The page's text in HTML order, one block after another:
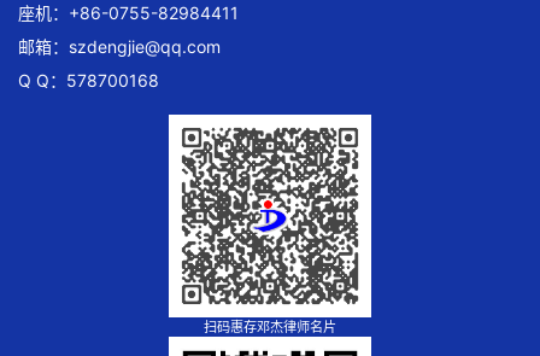
座机：+86-0755-82984411
邮箱： szdengjie@qq.com
Q Q：578700168
扫码惠存邓杰律师名片